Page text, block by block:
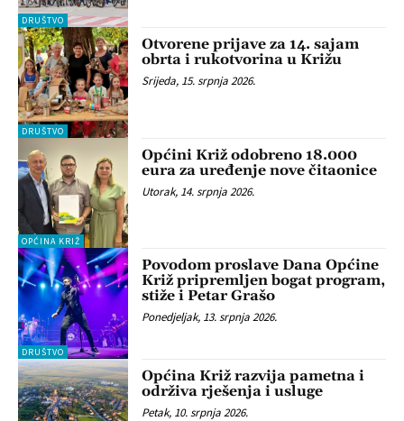
DRUŠTVO
DRUŠTVO
Otvorene prijave za 14. sajam
obrta i rukotvorina u Križu
Srijeda, 15. srpnja 2026.
OPĆINA KRIŽ
Općini Križ odobreno 18.000
eura za uređenje nove čitaonice
Utorak, 14. srpnja 2026.
DRUŠTVO
Povodom proslave Dana Općine
Križ pripremljen bogat program,
stiže i Petar Grašo
Ponedjeljak, 13. srpnja 2026.
Općina Križ razvija pametna i
održiva rješenja i usluge
Petak, 10. srpnja 2026.